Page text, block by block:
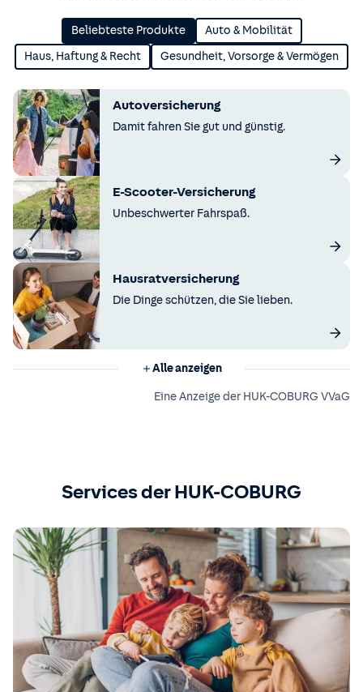
Beliebteste Produkte Auto & Mobilität
Haus, Haftung & Recht Gesundheit, Vorsorge & Vermögen
Autoversicherung
Damit fahren Sie gut und günstig.
E-Scooter-Versicherung
Unbeschwerter Fahrspaß.
Hausratversicherung
Die Dinge schützen, die Sie lieben.
Alle anzeigen
Eine Anzeige der HUK-COBURG VVaG
Services der HUK-COBURG